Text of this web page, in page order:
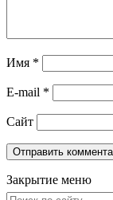
Имя *
E-mail *
Сайт
Закрытие меню